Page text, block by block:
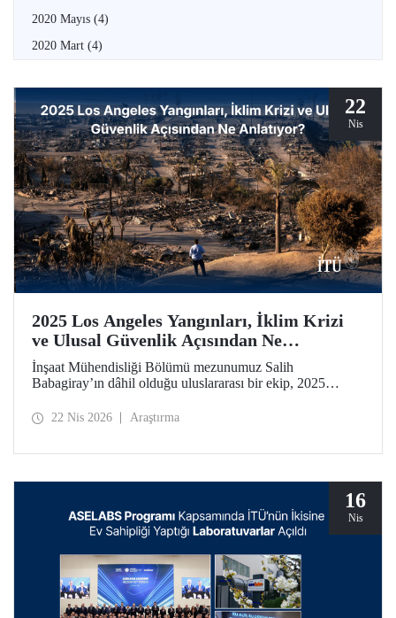
2020 Mayıs (4)
2020 Mart (4)
22
Nis
2025 Los Angeles Yangınları, İklim Krizi
ve Ulusal Güvenlik Açısından Ne
Anlatıyor?
İnşaat Mühendisliği Bölümü mezunumuz Salih
Babagiray’ın dâhil olduğu uluslararası bir ekip, 2025
yangınları mercek altına alan bir çalışmaya imza attı.
odaklı yayın organı olan Nature Cities’te yayımlandı.
22 Nis 2026 Araştırma
16
Nis